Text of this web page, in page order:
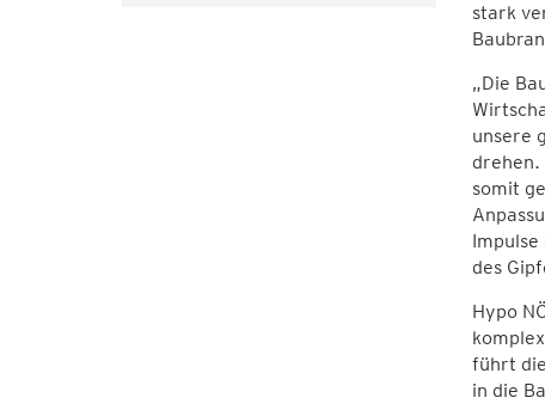
stark
„Die
unsere
drehen.
somit
des
Hypo
führt
in die